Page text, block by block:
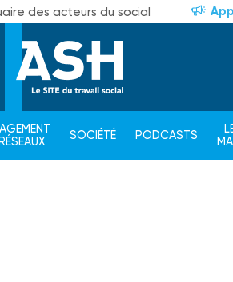
des acteurs du social
SOCIÉTÉ PODCASTS